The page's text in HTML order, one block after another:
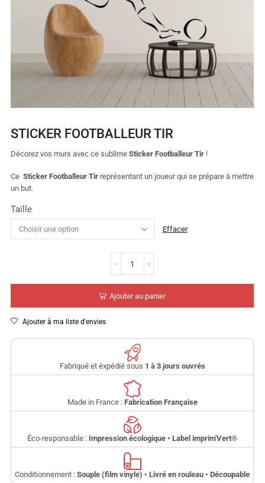
STICKER FOOTBALLEUR TIR
Décorez vos murs avec ce sublime Sticker Footballeur Tir !
Ce Sticker Footballeur Tir représentant un joueur qui se prépare à mettre
un but.
Taille
Effacer
Ajouter au panier
Ajouter à ma liste d'envies
Fabriqué et éxpédié sous 1 à 3 jours ouvrés
Made in France : Fabrication Française
Éco-responsable : Impression écologique • Label imprim'Vert®
Conditionnement : Souple (film vinyle) • Livré en rouleau • Découpable